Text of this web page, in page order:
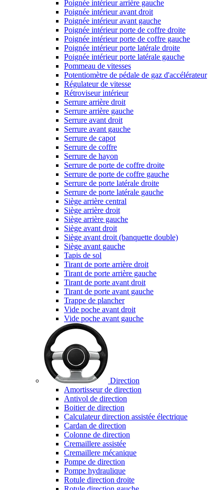
Poignée intérieur arrière gauche
Poignée intérieur avant droit
Poignée intérieur avant gauche
Poignée intérieur porte de coffre droite
Poignée intérieur porte de coffre gauche
Poignée intérieur porte latérale droite
Poignée intérieur porte latérale gauche
Pommeau de vitesses
Potentiomètre de pédale de gaz d'accélérateur
Régulateur de vitesse
Rétroviseur intérieur
Serrure arrière droit
Serrure arrière gauche
Serrure avant droit
Serrure avant gauche
Serrure de capot
Serrure de coffre
Serrure de hayon
Serrure de porte de coffre droite
Serrure de porte de coffre gauche
Serrure de porte latérale droite
Serrure de porte latérale gauche
Siège arrière central
Siège arrière droit
Siège arrière gauche
Siège avant droit
Siège avant droit (banquette double)
Siège avant gauche
Tapis de sol
Tirant de porte arrière droit
Tirant de porte arrière gauche
Tirant de porte avant droit
Tirant de porte avant gauche
Trappe de plancher
Vide poche avant droit
Vide poche avant gauche
Direction
Amortisseur de direction
Antivol de direction
Boitier de direction
Calculateur direction assistée électrique
Cardan de direction
Colonne de direction
Cremaillere assistée
Cremaillere mécanique
Pompe de direction
Pompe hydraulique
Rotule direction droite